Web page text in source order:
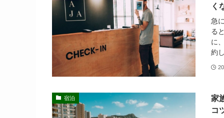
く
急
る
に
約
宿泊
家
コ